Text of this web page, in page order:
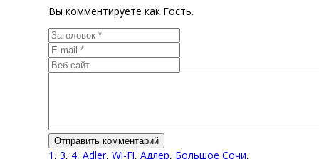
Вы комментируете как Гость.
1 , 3, 4, Adler, Wi-Fi, Адлер, Большое Сочи,